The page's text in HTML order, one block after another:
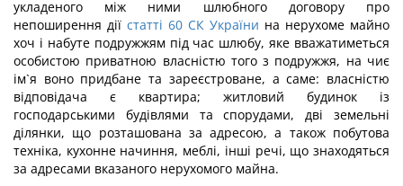
укладеного між ними шлюбного договору про
непоширення дії статті 60 СК України на нерухоме майно
хоч і набуте подружжям під час шлюбу, яке вважатиметься
особистою приватною власністю того з подружжя, на чиє
ім`я воно придбане та зареєстроване, а саме: власністю
відповідача є квартира; житловий будинок із
господарськими будівлями та спорудами, дві земельні
ділянки, що розташована за адресою, а також побутова
техніка, кухонне начиння, меблі, інші речі, що знаходяться
за адресами вказаного нерухомого майна.